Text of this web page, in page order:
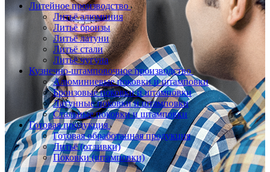
Литейное производство
Литьё алюминия
Литьё бронзы
Литьё латуни
Литьё стали
Литьё чугуна
Кузнечно-штамповочное производство
Алюминиевые поковки и штамповки
Бронзовые поковки и штамповки
Латунные поковки и штамповки
Стальные поковки и штамповки
Готовая продукция
Готовая обработанная продукция
Литьё (отливки)
Поковки (штамповки)